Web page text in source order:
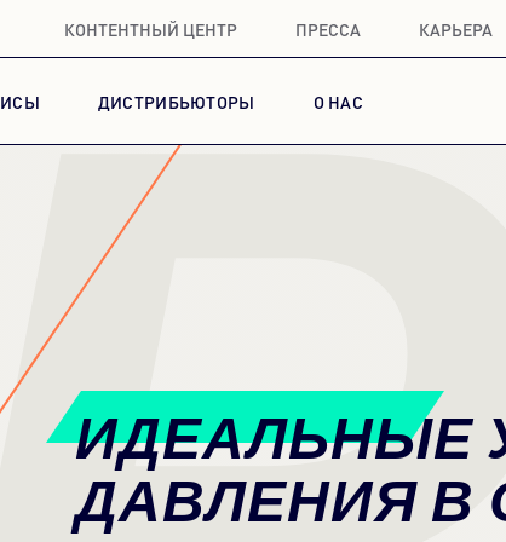
КОНТЕНТНЫЙ ЦЕНТР ПРЕССА КАРЬЕРА
ДИСТРИБЬЮТОРЫ О НАС
ИДЕАЛЬНЫЕ
ДАВЛЕНИЯ В